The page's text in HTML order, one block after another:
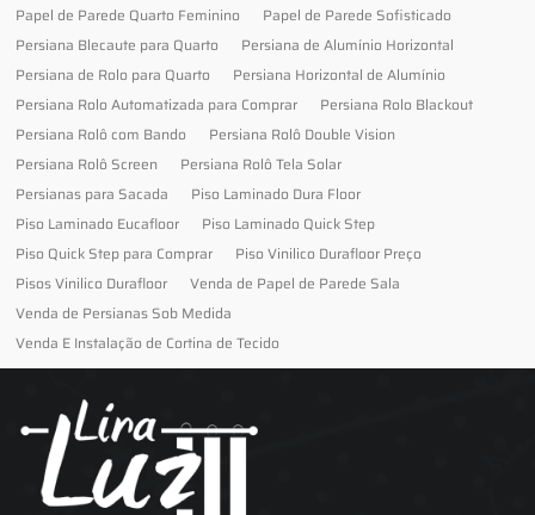
Papel de Parede Quarto Feminino
Papel de Parede Sofisticado
Persiana Blecaute para Quarto
Persiana de Alumínio Horizontal
Persiana de Rolo para Quarto
Persiana Horizontal de Alumínio
Persiana Rolo Automatizada para Comprar
Persiana Rolo Blackout
Persiana Rolô com Bando
Persiana Rolô Double Vision
Persiana Rolô Screen
Persiana Rolô Tela Solar
Persianas para Sacada
Piso Laminado Dura Floor
Piso Laminado Eucafloor
Piso Laminado Quick Step
Piso Quick Step para Comprar
Piso Vinilico Durafloor Preço
Pisos Vinilico Durafloor
Venda de Papel de Parede Sala
Venda de Persianas Sob Medida
Venda E Instalação de Cortina de Tecido